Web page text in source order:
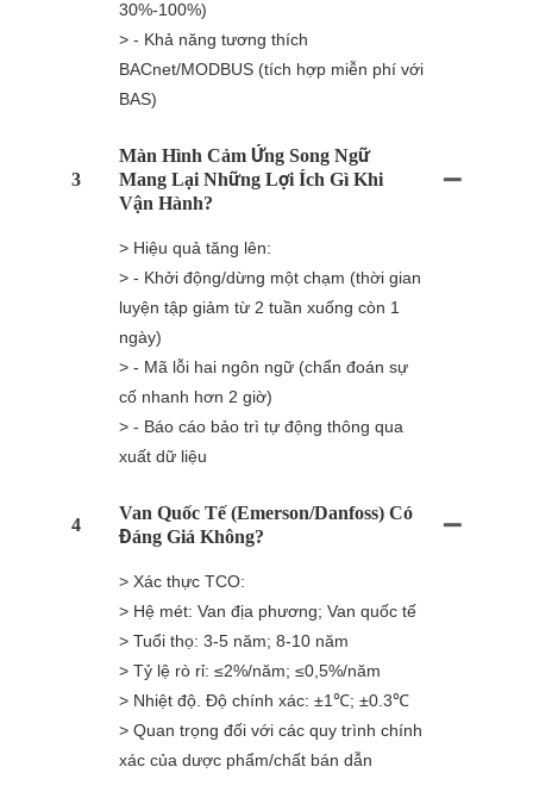
30%-100%)
> - Khả năng tương thích
BACnet/MODBUS (tích hợp miễn phí với
BAS)
3
Màn Hình Cảm Ứng Song Ngữ
Mang Lại Những Lợi Ích Gì Khi
Vận Hành?
> Hiệu quả tăng lên:
> - Khởi động/dừng một chạm (thời gian
luyện tập giảm từ 2 tuần xuống còn 1
ngày)
> - Mã lỗi hai ngôn ngữ (chẩn đoán sự
cố nhanh hơn 2 giờ)
> - Báo cáo bảo trì tự động thông qua
xuất dữ liệu
4
Van Quốc Tế (Emerson/Danfoss) Có
Đáng Giá Không?
> Xác thực TCO:
> Hệ mét: Van địa phương; Van quốc tế
> Tuổi thọ: 3-5 năm; 8-10 năm
> Tỷ lệ rò rỉ: ≤2%/năm; ≤0,5%/năm
> Nhiệt độ. Độ chính xác: ±1℃; ±0.3℃
> Quan trọng đối với các quy trình chính
xác của dược phẩm/chất bán dẫn